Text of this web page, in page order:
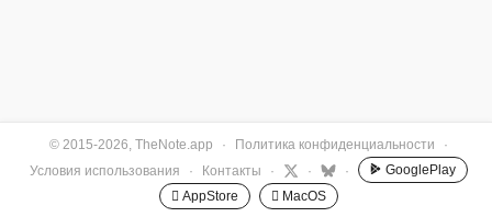
© 2015-2026, TheNote.app · Политика конфиденциальности
·
Условия использования
· Контакты · · ·
GooglePlay
 AppStore
 MacOS